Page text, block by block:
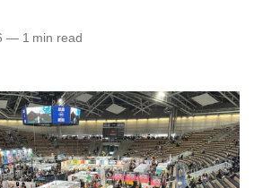
—1 min read